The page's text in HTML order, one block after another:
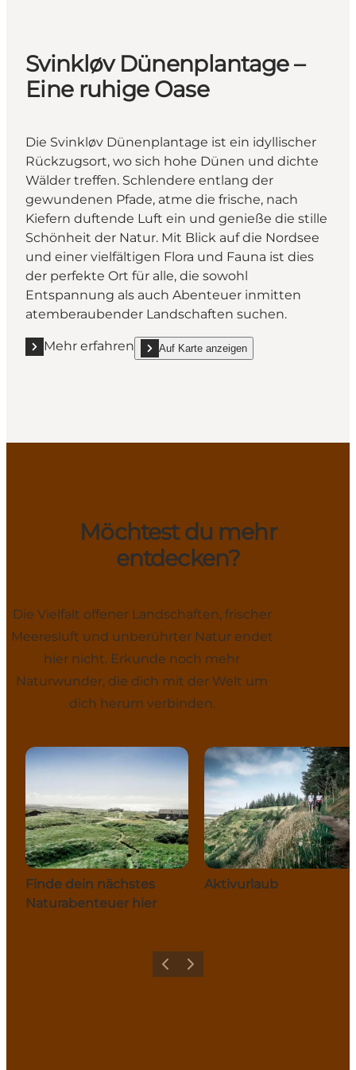
Svinkløv Dünenplantage –
Eine ruhige Oase
Die Svinkløv Dünenplantage ist ein idyllischer
Rückzugsort, wo sich hohe Dünen und dichte
Wälder treffen. Schlendere entlang der
gewundenen Pfade, atme die frische, nach
Kiefern duftende Luft ein und genieße die stille
Schönheit der Natur. Mit Blick auf die Nordsee
und einer vielfältigen Flora und Fauna ist dies
der perfekte Ort für alle, die sowohl
Entspannung als auch Abenteuer inmitten
atemberaubender Landschaften suchen.
Mehr erfahren
Mehr erfahren "Svinkløv Dünenplantage – Eine
Auf Karte anzeigen
show Svinkløv Dünenplantage – Eine ruhige
Möchtest du mehr
entdecken?
Die Vielfalt offener Landschaften, frischer
Meeresluft und unberührter Natur endet
hier nicht. Erkunde noch mehr
Naturwunder, die dich mit der Welt um
dich herum verbinden.
Finde dein nächstes
Naturabenteuer hier
Aktivurlaub
ZurückWeiter